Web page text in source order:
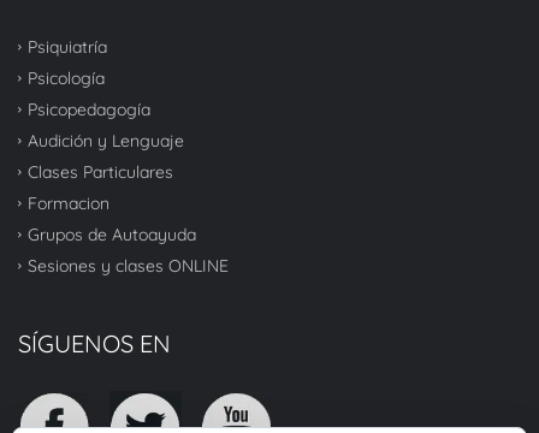
Psiquiatría
Psicología
Psicopedagogía
Audición y Lenguaje
Clases Particulares
Formacion
Grupos de Autoayuda
Sesiones y clases ONLINE
SÍGUENOS EN